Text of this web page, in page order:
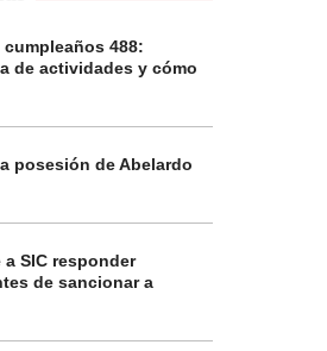
488:
de actividades y cómo
posesión de Abelardo
SIC responder
de sancionar a